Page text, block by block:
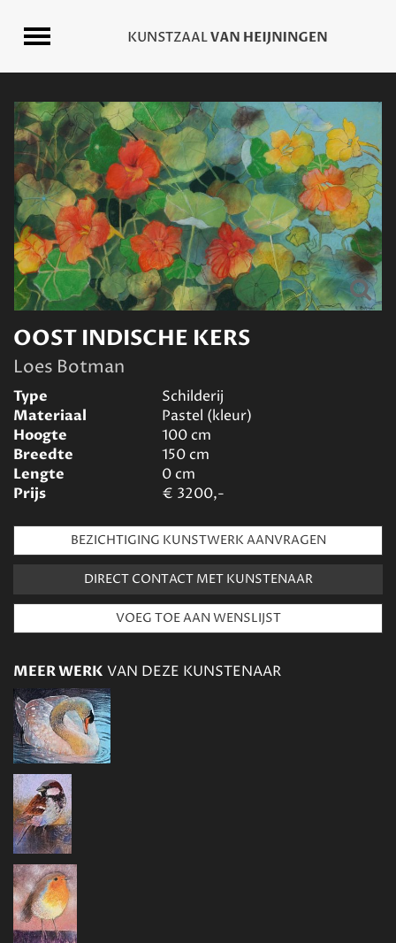
OOST INDISCHE KERS
Loes Botman
Type
Schilderij
Materiaal
Pastel (kleur)
Hoogte
100cm
Breedte
150cm
Lengte
0cm
Prijs
€ 3200,-
BEZICHTIGING KUNSTWERK AANVRAGEN
DIRECT CONTACT MET KUNSTENAAR
MEER WERK VAN DEZE KUNSTENAAR